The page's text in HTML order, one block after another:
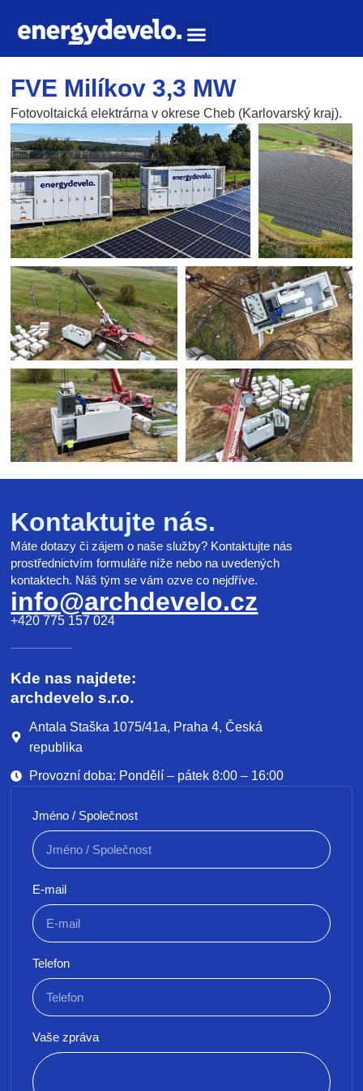
FVE Milíkov 3,3 MW
Fotovoltaická elektrárna v okrese Cheb (Karlovarský kraj).
Kontaktujte nás.
Máte dotazy či zájem o naše služby? Kontaktujte nás
prostřednictvím formuláře níže nebo na uvedených
kontaktech. Náš tým se vám ozve co nejdříve.
info@archdevelo.cz
+420 775 157 024
Kde nas najdete:
archdevelo s.r.o.
Antala Staška 1075/41a, Praha 4, Česká
republika
Provozní doba: Pondělí – pátek 8:00 – 16:00
Jméno / Společnost
E-mail
Telefon
Vaše zpráva